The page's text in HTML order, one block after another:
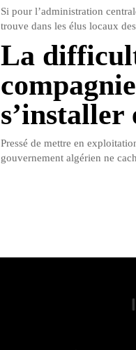
Si pour l’administration
trouve dans les élus locaux
La
s’installer
Pressé de mettre en
gouvernement algérien ne